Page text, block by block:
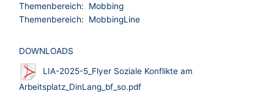
Themenbereich:
Mobbing
Themenbereich:
MobbingLine
DOWNLOADS
LIA-2025-5_Flyer Soziale Konflikte am
Arbeitsplatz_DinLang_bf_so.pdf